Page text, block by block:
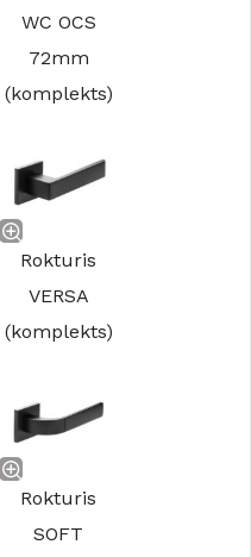
WC OCS
72mm
(komplekts)
Rokturis
VERSA
(komplekts)
Rokturis
SOFT